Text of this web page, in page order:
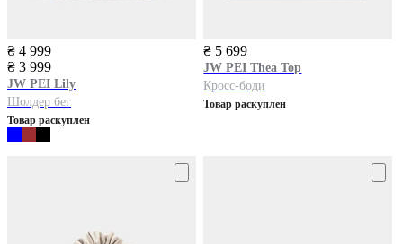
₴ 4 999
₴ 3 999
JW PEI Lily
Шолдер бег
Товар раскуплен
₴ 5 699
JW PEI Thea Top
Кросс-боди
Товар раскуплен